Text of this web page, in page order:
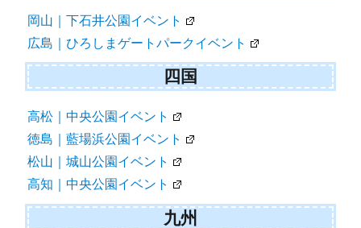
岡山｜下石井公園イベント
広島｜ひろしまゲートパークイベント
四国
高松｜中央公園イベント
徳島｜藍場浜公園イベント
松山｜城山公園イベント
高知｜中央公園イベント
九州